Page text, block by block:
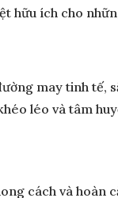
hữu ích cho
may tinh tế,
léo và tâm
cách và hoàn